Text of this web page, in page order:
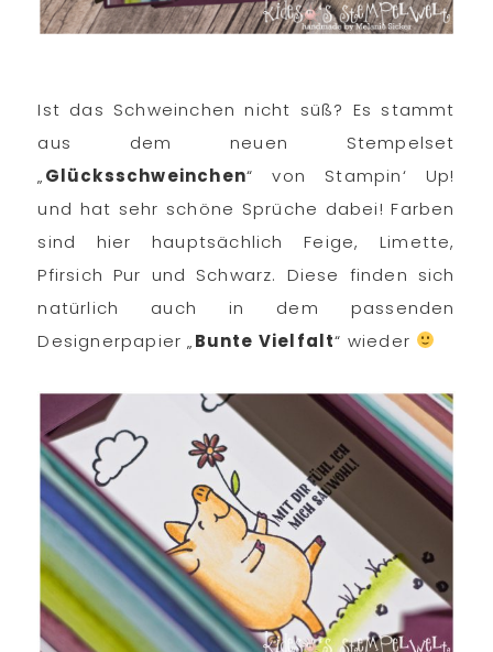
Ist das Schweinchen nicht süß? Es stammt
aus dem neuen Stempelset
„Glücksschweinchen“ von Stampin‘ Up!
und hat sehr schöne Sprüche dabei! Farben
sind hier hauptsächlich Feige, Limette,
Pfirsich Pur und Schwarz. Diese finden sich
natürlich auch in dem passenden
Designerpapier „Bunte Vielfalt“ wieder